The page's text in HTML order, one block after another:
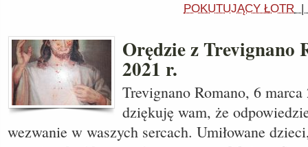
POKUTUJĄCY ŁOTR
Orędzie z Trevignano
2021 r.
Trevignano Romano, 6
dziękuję wam, że
wezwanie w waszych sercach. Umiłowane